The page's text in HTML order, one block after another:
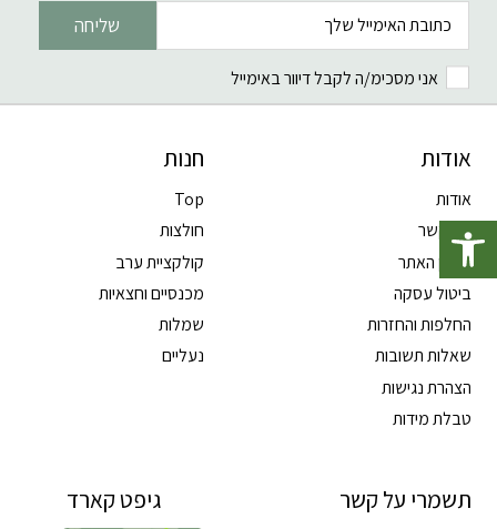
פתח סרגל נגישות
שליחה
אני מסכימ/ה לקבל דיוור באימייל
אודות
אודות
צרו קשר
תקנון האתר
ביטול עסקה
החלפות והחזרות
שאלות תשובות
הצהרת נגישות
טבלת מידות
חנות
Top
חולצות
קולקציית ערב
מכנסיים וחצאיות
שמלות
נעליים
תשמרי על קשר גיפט קארד